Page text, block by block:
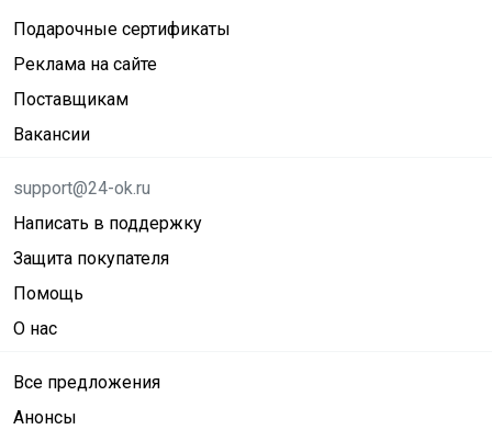
Подарочные сертификаты
Реклама на сайте
Поставщикам
Вакансии
support@24-ok.ru
Написать в поддержку
Защита покупателя
Помощь
О нас
Все предложения
Анонсы